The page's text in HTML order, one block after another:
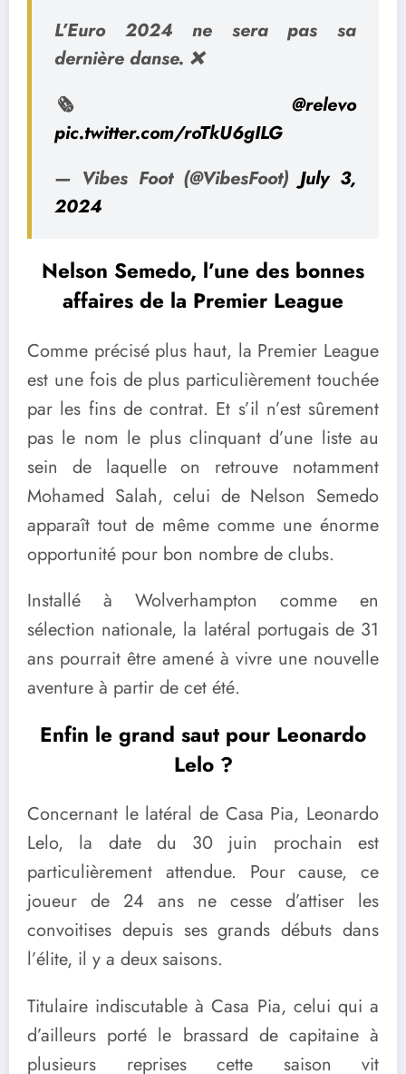
L’Euro 2024 ne sera pas sa
dernière danse. ❌
🗞 @relevo
pic.twitter.com/roTkU6gILG
— Vibes Foot (@VibesFoot)July 3,
2024
Nelson Semedo, l’une des bonnes
affaires de la Premier League
Comme précisé plus haut, la Premier League
est une fois de plus particulièrement touchée
par les fins de contrat. Et s’il n’est sûrement
pas le nom le plus clinquant d’une liste au
sein de laquelle on retrouve notamment
Mohamed Salah, celui de Nelson Semedo
apparaît tout de même comme une énorme
opportunité pour bon nombre de clubs.
Installé à Wolverhampton comme en
sélection nationale, la latéral portugais de 31
ans pourrait être amené à vivre une nouvelle
aventure à partir de cet été.
Enfin le grand saut pour Leonardo
Lelo ?
Concernant le latéral de Casa Pia, Leonardo
Lelo, la date du 30 juin prochain est
particulièrement attendue. Pour cause, ce
joueur de 24 ans ne cesse d’attiser les
convoitises depuis ses grands débuts dans
l’élite, il y a deux saisons.
Titulaire indiscutable à Casa Pia, celui qui a
d’ailleurs porté le brassard de capitaine à
plusieurs reprises cette saison vit